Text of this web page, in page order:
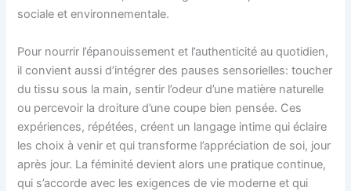
sociale et environnementale.
Pour nourrir l’épanouissement et l’authenticité au quotidien,
il convient aussi d’intégrer des pauses sensorielles: toucher
du tissu sous la main, sentir l’odeur d’une matière naturelle
ou percevoir la droiture d’une coupe bien pensée. Ces
expériences, répétées, créent un langage intime qui éclaire
les choix à venir et qui transforme l’appréciation de soi, jour
après jour. La féminité devient alors une pratique continue,
qui s’accorde avec les exigences de vie moderne et qui